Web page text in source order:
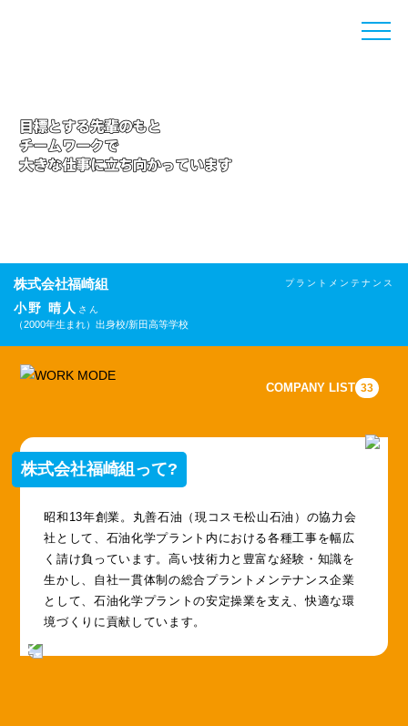
toggle
プラントメンテナンス
株式会社福崎組
小野 晴人 さん
（2000年生まれ） 出身校/新田高等学校
COMPANY LIST 33
株式会社福崎組って?
昭和13年創業。丸善石油（現コスモ松山石油）の協力会
社として、石油化学プラント内における各種工事を幅広
く請け負っています。高い技術力と豊富な経験・知識を
生かし、自社一貫体制の総合プラントメンテナンス企業
として、石油化学プラントの安定操業を支え、快適な環
境づくりに貢献しています。